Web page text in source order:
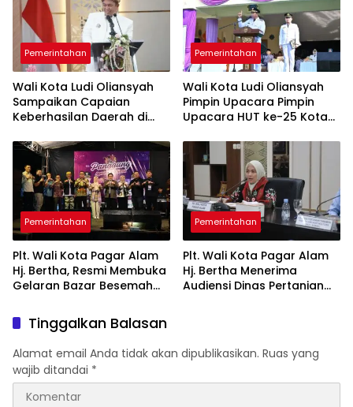
Pemerintahan
Wali Kota Ludi Oliansyah
Sampaikan Capaian
Keberhasilan Daerah di
Pagar Alam
Pemerintahan
Wali Kota Ludi Oliansyah
Pimpin Upacara Pimpin
Upacara HUT ke-25 Kota
Perak
Pemerintahan
Plt. Wali Kota Pagar Alam
Hj. Bertha, Resmi Membuka
Gelaran Bazar Besemah
Pemerintahan
Plt. Wali Kota Pagar Alam
Hj. Bertha Menerima
Audiensi Dinas Pertanian
Tinggalkan Balasan
Alamat email Anda tidak akan dipublikasikan. Ruas yang
wajib ditandai *